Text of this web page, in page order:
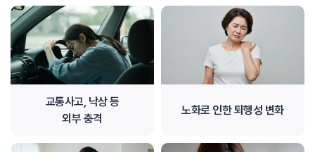
교통사고, 낙상 등
외부 충격
노화로 인한 퇴행성 변화